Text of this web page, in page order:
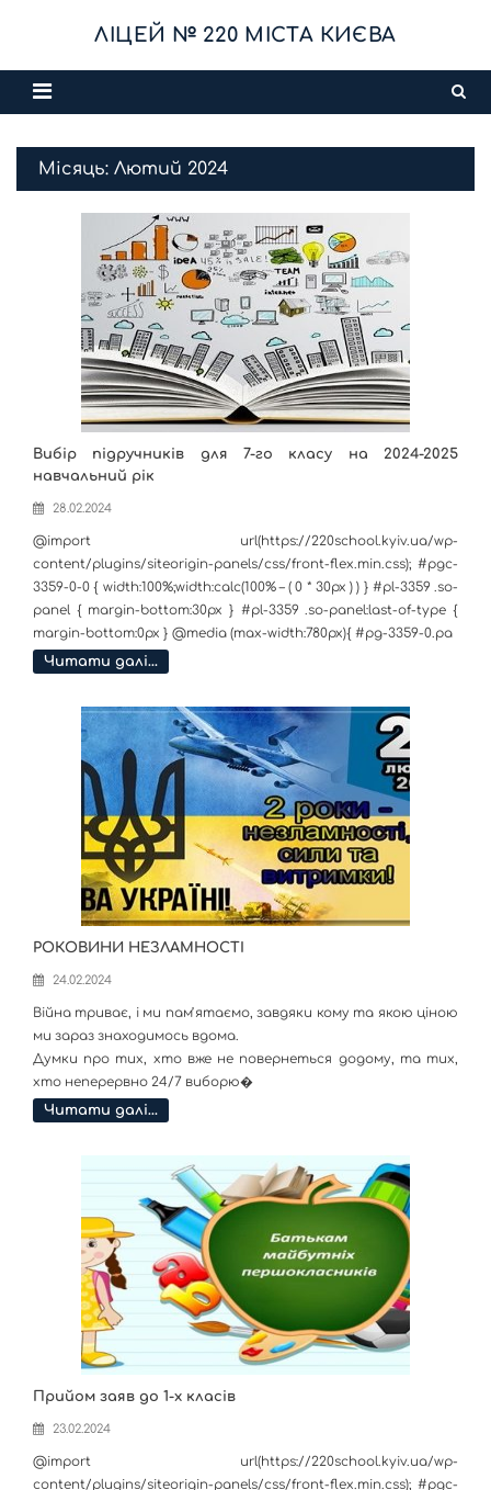
content
ЛІЦЕЙ № 220 МІСТА КИЄВА
Місяць: Лютий 2024
Вибір підручників для 7-го класу на 2024-2025
навчальний рік
28.02.2024
@import url(https://220school.kyiv.ua/wp-
content/plugins/siteorigin-panels/css/front-flex.min.css); #pgc-
3359-0-0 { width:100%;width:calc(100% – ( 0 * 30px ) ) } #pl-3359 .so-
panel { margin-bottom:30px } #pl-3359 .so-panel:last-of-type {
margin-bottom:0px } @media (max-width:780px){ #pg-3359-0.pa
Читати далі…
РОКОВИНИ НЕЗЛАМНОСТІ
24.02.2024
Війна триває, і ми памʼятаємо, завдяки кому та якою ціною
ми зараз знаходимось вдома.
Думки про тих, хто вже не повернеться додому, та тих,
хто неперервно 24/7 виборю�
Читати далі…
Прийом заяв до 1-х класів
23.02.2024
@import url(https://220school.kyiv.ua/wp-
content/plugins/siteorigin-panels/css/front-flex.min.css); #pgc-